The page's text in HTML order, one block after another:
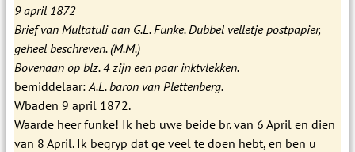
9 april 1872
Brief van Multatuli aan G.L. Funke. Dubbel velletje postpapier,
geheel beschreven. (M.M.)
Bovenaan op blz. 4 zijn een paar inktvlekken.
bemiddelaar: A.L. baron van Plettenberg.
Wbaden 9 april 1872.
Waarde heer funke! Ik heb uwe beide br. van 6 April en dien
van 8 April. Ik begryp dat ge veel te doen hebt, en ben u